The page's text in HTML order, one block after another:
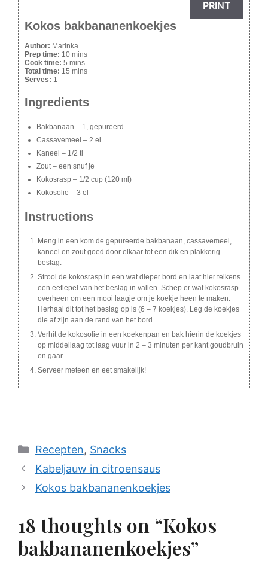
PRINT
Kokos bakbananenkoekjes
Author: Marinka
Prep time: 10 mins
Cook time: 5 mins
Total time: 15 mins
Serves: 1
Ingredients
Bakbanaan – 1, gepureerd
Cassavemeel – 2 el
Kaneel – 1/2 tl
Zout – een snuf je
Kokosrasp – 1/2 cup (120 ml)
Kokosolie – 3 el
Instructions
Meng in een kom de gepureerde bakbanaan, cassavemeel,
kaneel en zout goed door elkaar tot een dik en plakkerig
beslag.
Strooi de kokosrasp in een wat dieper bord en laat hier telkens
een eetlepel van het beslag in vallen. Schep er wat kokosrasp
overheen om een mooi laagje om je koekje heen te maken.
Herhaal dit tot het beslag op is (6 – 7 koekjes). Leg de koekjes
die af zijn aan de rand van het bord.
Verhit de kokosolie in een koekenpan en bak hierin de koekjes
op middellaag tot laag vuur in 2 – 3 minuten per kant goudbruin
en gaar.
Serveer meteen en eet smakelijk!
Categories
Recepten, Snacks
Kabeljauw in citroensaus
Kokos bakbananenkoekjes
18 thoughts on “Kokos
bakbananenkoekjes”